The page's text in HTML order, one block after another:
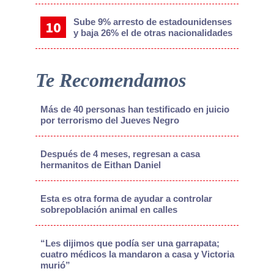
Sube 9% arresto de estadounidenses
y baja 26% el de otras nacionalidades
Te Recomendamos
Más de 40 personas han testificado en juicio
por terrorismo del Jueves Negro
Después de 4 meses, regresan a casa
hermanitos de Eithan Daniel
Esta es otra forma de ayudar a controlar
sobrepoblación animal en calles
“Les dijimos que podía ser una garrapata;
cuatro médicos la mandaron a casa y Victoria
murió”